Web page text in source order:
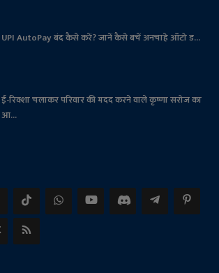
UPI AutoPay बंद कैसे करें? जानें कैसे बचें अनचाहे ऑटो ड...
ई-रिक्शा चलाकर परिवार की मदद करने वाले कृष्णा सरोज का
आ...